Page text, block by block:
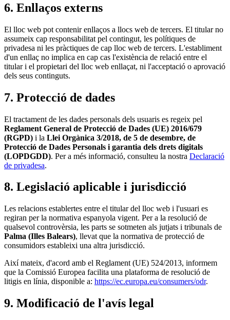
6. Enllaços externs
El lloc web pot contenir enllaços a llocs web de tercers. El titular no
assumeix cap responsabilitat pel contingut, les polítiques de
privadesa ni les pràctiques de cap lloc web de tercers. L'establiment
d'un enllaç no implica en cap cas l'existència de relació entre el
titular i el propietari del lloc web enllaçat, ni l'acceptació o aprovació
dels seus continguts.
7. Protecció de dades
El tractament de les dades personals dels usuaris es regeix pel
Reglament General de Protecció de Dades (UE) 2016/679
(RGPD) i la Llei Orgànica 3/2018, de 5 de desembre, de
Protecció de Dades Personals i garantia dels drets digitals
(LOPDGDD). Per a més informació, consulteu la nostra Declaració
de privadesa.
8. Legislació aplicable i jurisdicció
Les relacions establertes entre el titular del lloc web i l'usuari es
regiran per la normativa espanyola vigent. Per a la resolució de
qualsevol controvèrsia, les parts se sotmeten als jutjats i tribunals de
Palma (Illes Balears), llevat que la normativa de protecció de
consumidors estableixi una altra jurisdicció.
Així mateix, d'acord amb el Reglament (UE) 524/2013, informem
que la Comissió Europea facilita una plataforma de resolució de
litigis en línia, disponible a: https://ec.europa.eu/consumers/odr.
9. Modificació de l'avís legal